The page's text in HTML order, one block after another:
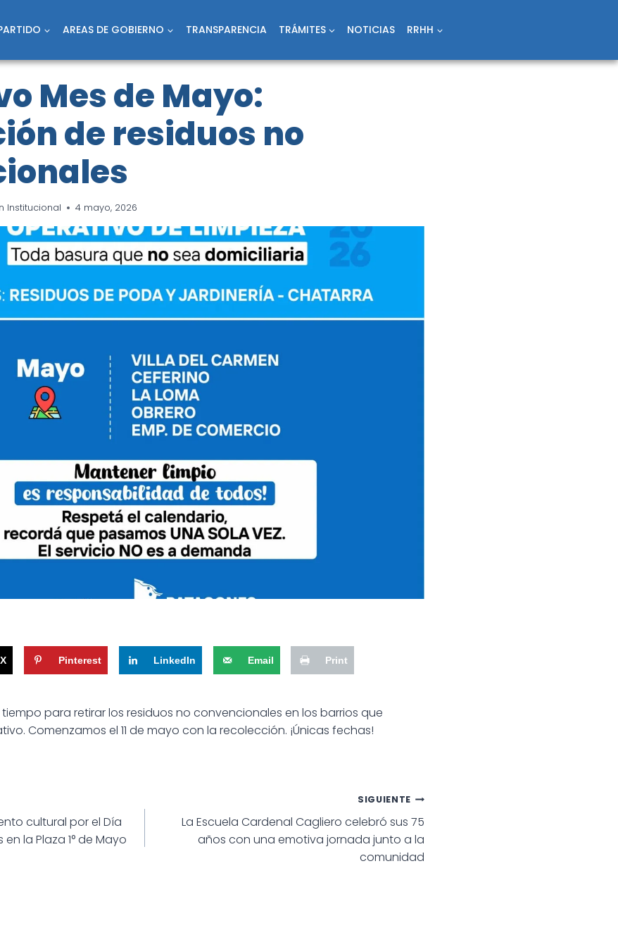
AREAS DE GOBIERNO TRANSPARENCIA TRÁMITES NOTICIAS RRHH
Mes de Mayo:
de residuos no
Institucional 4 mayo, 2026
X Pinterest LinkedIn Email Print
para retirar los residuos no convencionales en los barrios que
Comenzamos el 11 de mayo con la recolección. ¡Únicas fechas!
cultural por el Día
la Plaza 1° de Mayo
SIGUIENTE
La Escuela Cardenal Cagliero celebró sus 75
años con una emotiva jornada junto a la
comunidad